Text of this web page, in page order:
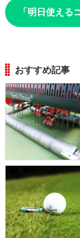
「明日使える
おすすめ記事